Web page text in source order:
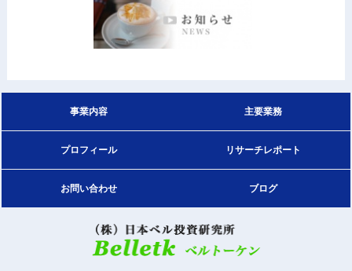
事業内容 主要業務
プロフィール リサーチレポート
お問い合わせ ブログ